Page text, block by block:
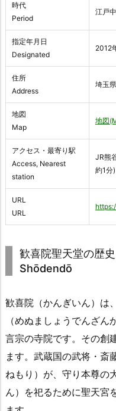
時代
Period
江戸
指定年月日
Designated
2012
住所
Address
埼玉
地図
Map
地図
アクセス・最寄り駅
Access, Nearest
station
JR熊
約1分)
URL
URL
歓喜院聖天堂の歴
Shōdendō
歓喜院（かんぎいん）は
（めぬましょうでんざ
言宗の寺院です。その創
ます。武蔵国の武将・斎
ねもり）が、守り本尊の
ん）を祀るために聖天宮